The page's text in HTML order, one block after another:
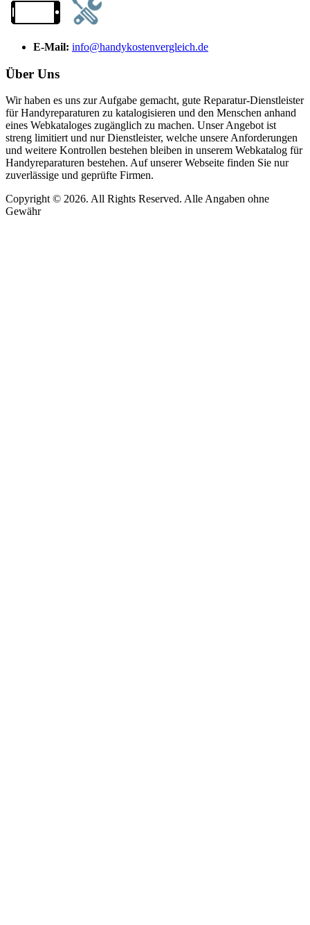
E-Mail: info@handykostenvergleich.de
Über Uns
Wir haben es uns zur Aufgabe gemacht, gute Reparatur-Dienstleister
für Handyreparaturen zu katalogisieren und den Menschen anhand
eines Webkataloges zugänglich zu machen. Unser Angebot ist
streng limitiert und nur Dienstleister, welche unsere Anforderungen
und weitere Kontrollen bestehen bleiben in unserem Webkatalog für
Handyreparaturen bestehen. Auf unserer Webseite finden Sie nur
zuverlässige und geprüfte Firmen.
Copyright © 2026. All Rights Reserved. Alle Angaben ohne
Gewähr